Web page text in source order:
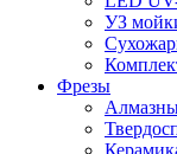
УЗ
Фрезы